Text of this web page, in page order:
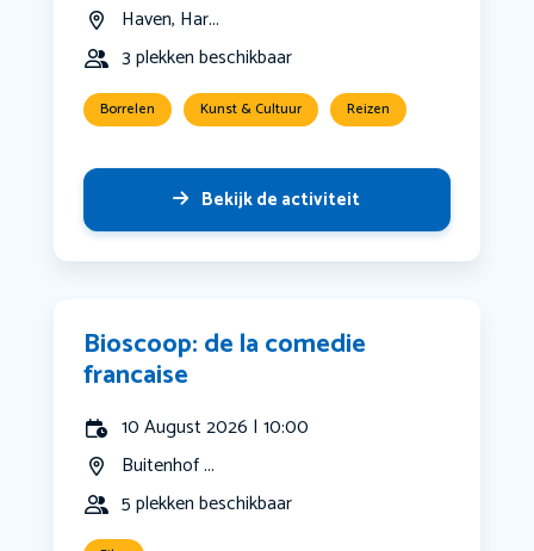
Haven, Har...
3 plekken beschikbaar
Borrelen Kunst & Cultuur Reizen
Bekijk de activiteit
Bioscoop: de la comedie
francaise
10 August 2026 | 10:00
Buitenhof ...
5 plekken beschikbaar